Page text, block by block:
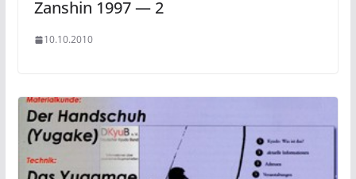
Zanshin 1997 — 2
10.10.2010